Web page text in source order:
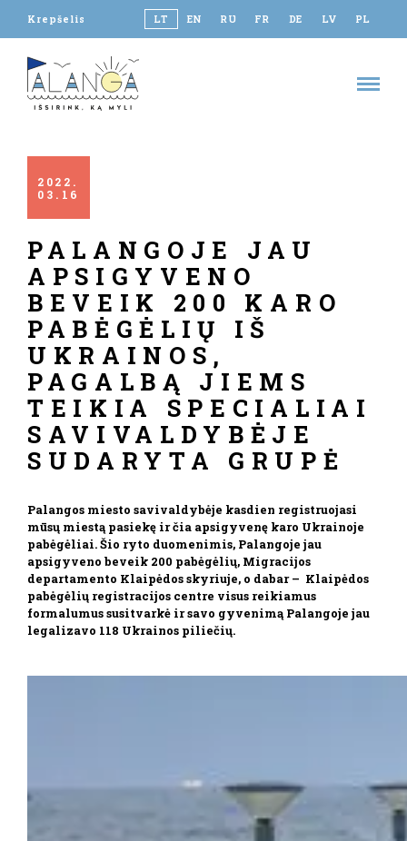
Krepšelis LT EN RU FR DE LV PL
PALANGOJE JAU
APSIGYVENO
BEVEIK 200 KARO
PABĖGĖLIŲ IŠ
UKRAINOS,
PAGALBĄ JIEMS
TEIKIA SPECIALIAI
SAVIVALDYBĖJE
SUDARYTA GRUPĖ
2022
03
16
Palangos miesto savivaldybėje kasdien registruojasi
mūsų miestą pasiekę ir čia apsigyvenę karo Ukrainoje
pabėgėliai. Šio ryto duomenimis, Palangoje jau
apsigyveno beveik 200 pabėgėlių, Migracijos
departamento Klaipėdos skyriuje, o dabar – Klaipėdos
pabėgėlių registracijos centre visus reikiamus
formalumus susitvarkė ir savo gyvenimą Palangoje jau
legalizavo 118 Ukrainos piliečių.